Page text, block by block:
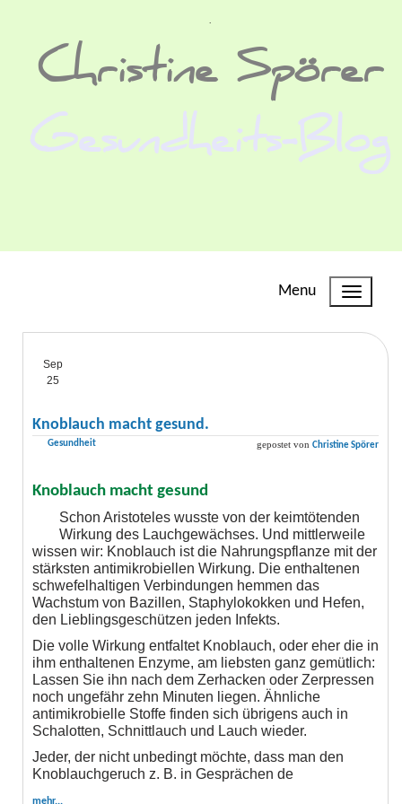
Christine Spörer
Gesundheits-Blog
Menu
Sep
25
Knoblauch macht gesund.
Gesundheit gepostet von Christine Spörer
Knoblauch macht gesund
Schon Aristoteles wusste von der keimtötenden
Wirkung des Lauchgewächses. Und mittlerweile
wissen wir: Knoblauch ist die Nahrungspflanze mit der
stärksten antimikrobiellen Wirkung. Die enthaltenen
schwefelhaltigen Verbindungen hemmen das
Wachstum von Bazillen, Staphylokokken und Hefen,
den Lieblingsgeschützen jeden Infekts.
Die volle Wirkung entfaltet Knoblauch, oder eher die in
ihm enthaltenen Enzyme, am liebsten ganz gemütlich:
Lassen Sie ihn nach dem Zerhacken oder Zerpressen
noch ungefähr zehn Minuten liegen. Ähnliche
antimikrobielle Stoffe finden sich übrigens auch in
Schalotten, Schnittlauch und Lauch wieder.
Jeder, der nicht unbedingt möchte, dass man den
Knoblauchgeruch z. B. in Gesprächen de
mehr...